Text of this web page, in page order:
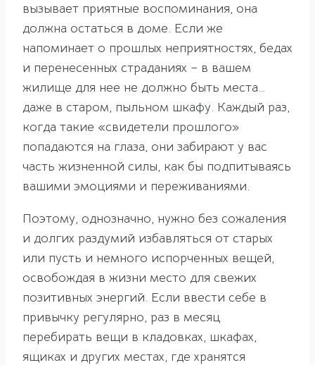
вызывает приятные воспоминания, она
должна остаться в доме. Если же
напоминает о прошлых неприятностях, бедах
и перенесенных страданиях – в вашем
жилище для нее не должно быть места…
даже в старом, пыльном шкафу. Каждый раз,
когда такие «свидетели прошлого»
попадаются на глаза, они забирают у вас
часть жизненной силы, как бы подпитываясь
вашими эмоциями и переживаниями.
Поэтому, однозначно, нужно без сожаления
и долгих раздумий избавляться от старых
или пусть и немного испорченных вещей,
освобождая в жизни место для свежих
позитивных энергий. Если ввести себе в
привычку регулярно, раз в месяц
перебирать вещи в кладовках, шкафах,
ящиках и других местах, где хранятся